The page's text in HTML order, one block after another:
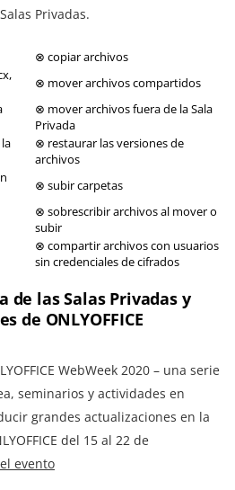
Privadas.
⊗ copiar archivos
⊗ mover archivos compartidos
⊗ mover archivos fuera de la Sala
Privada
⊗ restaurar las versiones de
archivos
⊗ subir carpetas
⊗ sobrescribir archivos al mover o
subir
⊗ compartir archivos con usuarios
sin credenciales de cifrados
de las Salas Privadas y
de ONLYOFFICE
WebWeek 2020 – una serie
seminarios y actividades en
grandes actualizaciones en la
del 15 al 22 de
evento